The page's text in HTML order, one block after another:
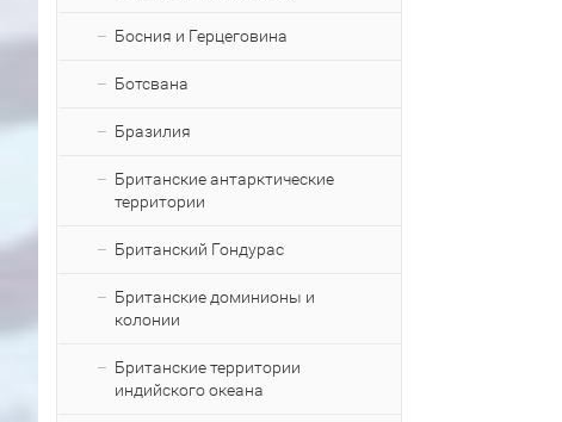
Босния и Герцеговина
Ботсвана
Бразилия
Британские антарктические
территории
Британский Гондурас
Британские доминионы и
колонии
Британские территории
индийского океана